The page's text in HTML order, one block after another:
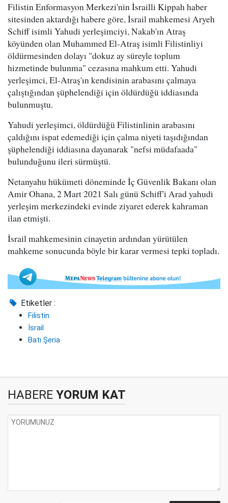
Filistin Enformasyon Merkezi'nin İsrailli Kippah haber
sitesinden aktardığı habere göre, İsrail mahkemesi Aryeh
Schiff isimli Yahudi yerleşimciyi, Nakab'ın Atraş
köyünden olan Muhammed El-Atraş isimli Filistinliyi
öldürmesinden dolayı "dokuz ay süreyle toplum
hizmetinde bulunma" cezasına mahkum etti. Yahudi
yerleşimci, El-Atraş'ın kendisinin arabasını çalmaya
çalıştığından şüphelendiği için öldürdüğü iddiasında
bulunmuştu.
Yahudi yerleşimci, öldürdüğü Filistinlinin arabasını
çaldığını ispat edemediği için çalma niyeti taşıdığından
şüphelendiği iddiasına dayanarak "nefsi müdafaada"
bulunduğunu ileri sürmüştü.
Netanyahu hükümeti döneminde İç Güvenlik Bakanı olan
Amir Ohana, 2 Mart 2021 Salı günü Schiff'i Arad yahudi
yerleşim merkezindeki evinde ziyaret ederek kahraman
ilan etmişti.
İsrail mahkemesinin cinayetin ardından yürütülen
mahkeme sonucunda böyle bir karar vermesi tepki topladı.
Etiketler :
Filistin
İsrail
Batı Şeria
HABERE YORUM KAT